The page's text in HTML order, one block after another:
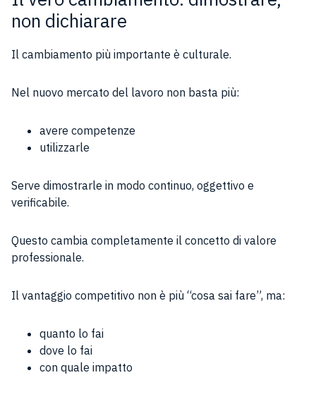
non dichiarare
Il cambiamento più importante è culturale.
Nel nuovo mercato del lavoro non basta più:
avere competenze
utilizzarle
Serve dimostrarle in modo continuo, oggettivo e
verificabile.
Questo cambia completamente il concetto di valore
professionale.
Il vantaggio competitivo non è più “cosa sai fare”, ma:
quanto lo fai
dove lo fai
con quale impatto